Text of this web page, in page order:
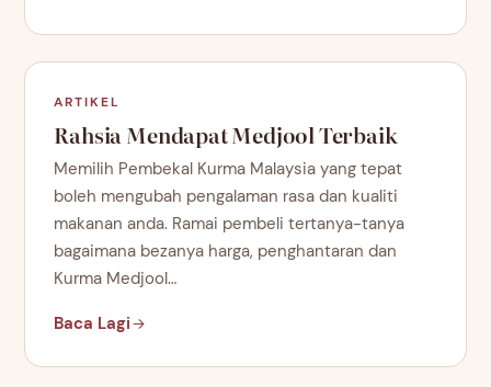
ARTIKEL
Rahsia Mendapat Medjool Terbaik
Memilih Pembekal Kurma Malaysia yang tepat
boleh mengubah pengalaman rasa dan kualiti
makanan anda. Ramai pembeli tertanya-tanya
bagaimana bezanya harga, penghantaran dan
Kurma Medjool…
Baca Lagi